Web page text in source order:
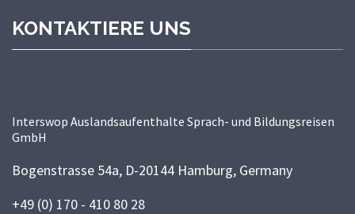
KONTAKTIERE UNS
Interswop Auslandsaufenthalte Sprach- und Bildungsreisen
GmbH
Bogenstrasse 54a, D-20144 Hamburg, Germany
+49 (0) 170 - 410 80 28